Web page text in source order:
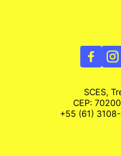
SCES,
CEP:
+55 (61)